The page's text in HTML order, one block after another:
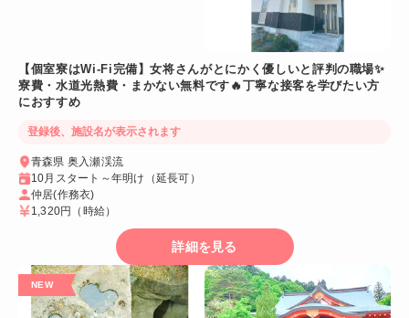
【個室寮はWi-Fi完備】女将さんがとにかく優しいと評判の職場✨
寮費・水道光熱費・まかない無料です🔥丁寧な接客を学びたい方
におすすめ
登録後、施設名が表示されます
青森県 奥入瀬渓流
10月スタート～年明け（延長可）
仲居(作務衣)
1,320円
（時給）
詳細を見る